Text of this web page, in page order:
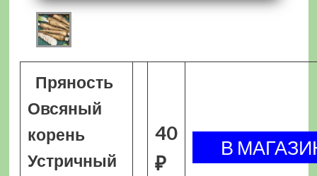
Пряность
Овсяный
корень
Устричный
40
₽